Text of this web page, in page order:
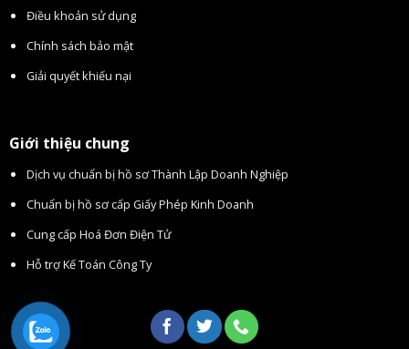
Điều khoản sử dụng
Chính sách bảo mật
Giải quyết khiếu nại
Giới thiệu chung
Dịch vụ chuẩn bị hồ sơ Thành Lập Doanh Nghiệp
Chuẩn bị hồ sơ cấp Giấy Phép Kinh Doanh
Cung cấp Hoá Đơn Điện Tử
Hỗ trợ Kế Toán Công Ty